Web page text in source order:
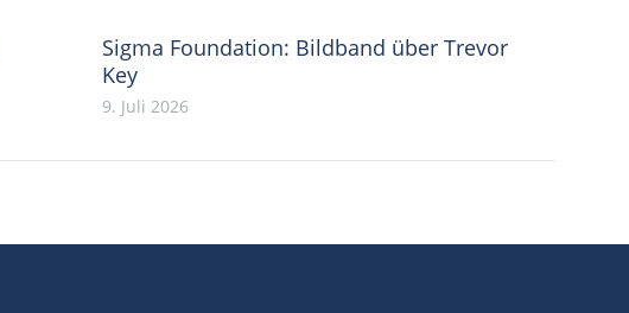
Sigma Foundation: Bildband über Trevor
Key
9. Juli 2026